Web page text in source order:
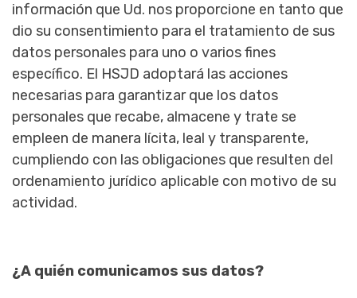
información que Ud. nos proporcione en tanto que
dio su consentimiento para el tratamiento de sus
datos personales para uno o varios fines
específico. El HSJD adoptará las acciones
necesarias para garantizar que los datos
personales que recabe, almacene y trate se
empleen de manera lícita, leal y transparente,
cumpliendo con las obligaciones que resulten del
ordenamiento jurídico aplicable con motivo de su
actividad.
¿A quién comunicamos sus datos?